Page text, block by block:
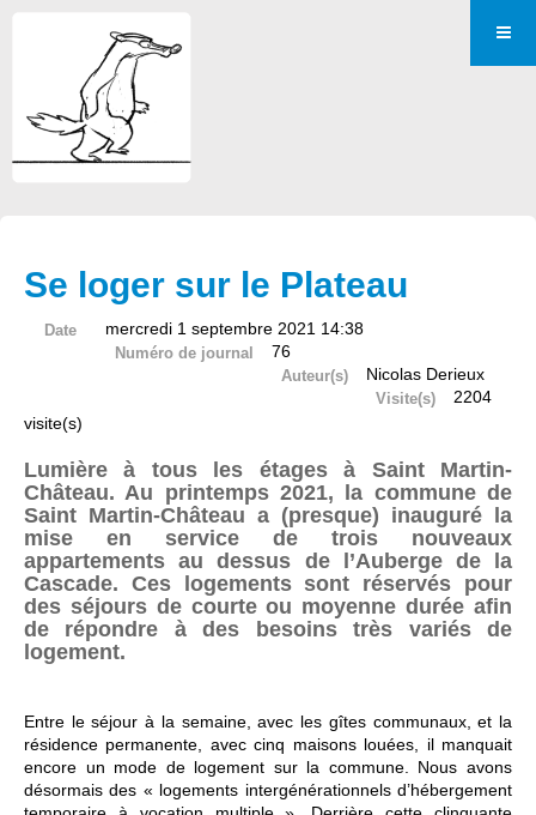
Se loger sur le Plateau
Date mercredi 1 septembre 2021 14:38
Numéro de journal 76
Auteur(s) Nicolas Derieux
Visite(s)
2204
visite(s)
Lumière à tous les étages à Saint Martin-
Château. Au printemps 2021, la commune de
Saint Martin-Château a (presque) inauguré la
mise en service de trois nouveaux
appartements au dessus de l’Auberge de la
Cascade. Ces logements sont réservés pour
des séjours de courte ou moyenne durée afin
de répondre à des besoins très variés de
logement.
Entre le séjour à la semaine, avec les gîtes communaux, et la
résidence permanente, avec cinq maisons louées, il manquait
encore un mode de logement sur la commune. Nous avons
désormais des « logements intergénérationnels d’hébergement